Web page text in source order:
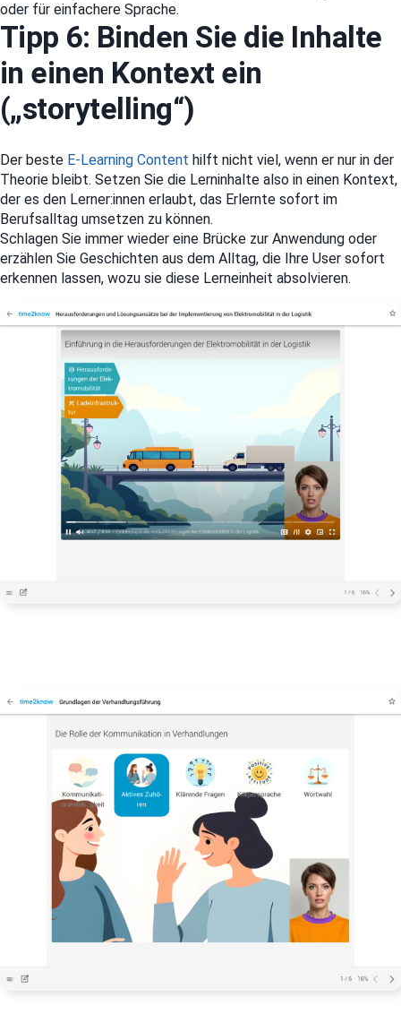
oder für einfachere Sprache.
Tipp 6: Binden Sie die Inhalte
in einen Kontext ein
(„storytelling“)
Der beste E-Learning Content hilft nicht viel, wenn er nur in der
Theorie bleibt. Setzen Sie die Lerninhalte also in einen Kontext,
der es den Lerner:innen erlaubt, das Erlernte sofort im
Berufsalltag umsetzen zu können.
Schlagen Sie immer wieder eine Brücke zur Anwendung oder
erzählen Sie Geschichten aus dem Alltag, die Ihre User sofort
erkennen lassen, wozu sie diese Lerneinheit absolvieren.